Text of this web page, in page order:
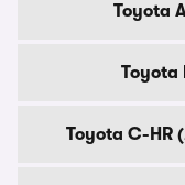
Toyota
Toyota
Toyota C-HR